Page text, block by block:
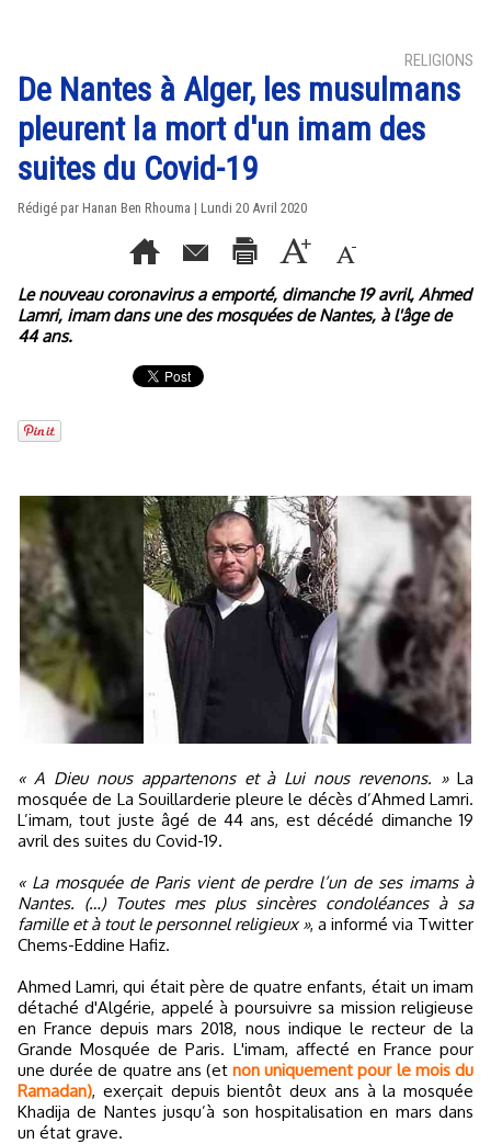
RELIGIONS
De Nantes à Alger, les musulmans
pleurent la mort d'un imam des
suites du Covid-19
Rédigé par Hanan Ben Rhouma | Lundi 20 Avril 2020
Le nouveau coronavirus a emporté, dimanche 19 avril, Ahmed
Lamri, imam dans une des mosquées de Nantes, à l'âge de
44 ans.
« A Dieu nous appartenons et à Lui nous revenons. »La
mosquée de La Souillarderie pleure le décès d’Ahmed Lamri.
L’imam, tout juste âgé de 44 ans, est décédé dimanche 19
avril des suites du Covid-19.
« La mosquée de Paris vient de perdre l’un de ses imams à
Nantes. (…) Toutes mes plus sincères condoléances à sa
famille et à tout le personnel religieux », a informé via Twitter
Chems-Eddine Hafiz.
Ahmed Lamri, qui était père de quatre enfants, était un imam
détaché d'Algérie, appelé à poursuivre sa mission religieuse
en France depuis mars 2018, nous indique le recteur de la
Grande Mosquée de Paris. L'imam, affecté en France pour
une durée de quatre ans (etnon uniquement pour le mois du
Ramadan), exerçait depuis bientôt deux ans à la mosquée
Khadija de Nantes jusqu’à son hospitalisation en mars dans
un état grave.